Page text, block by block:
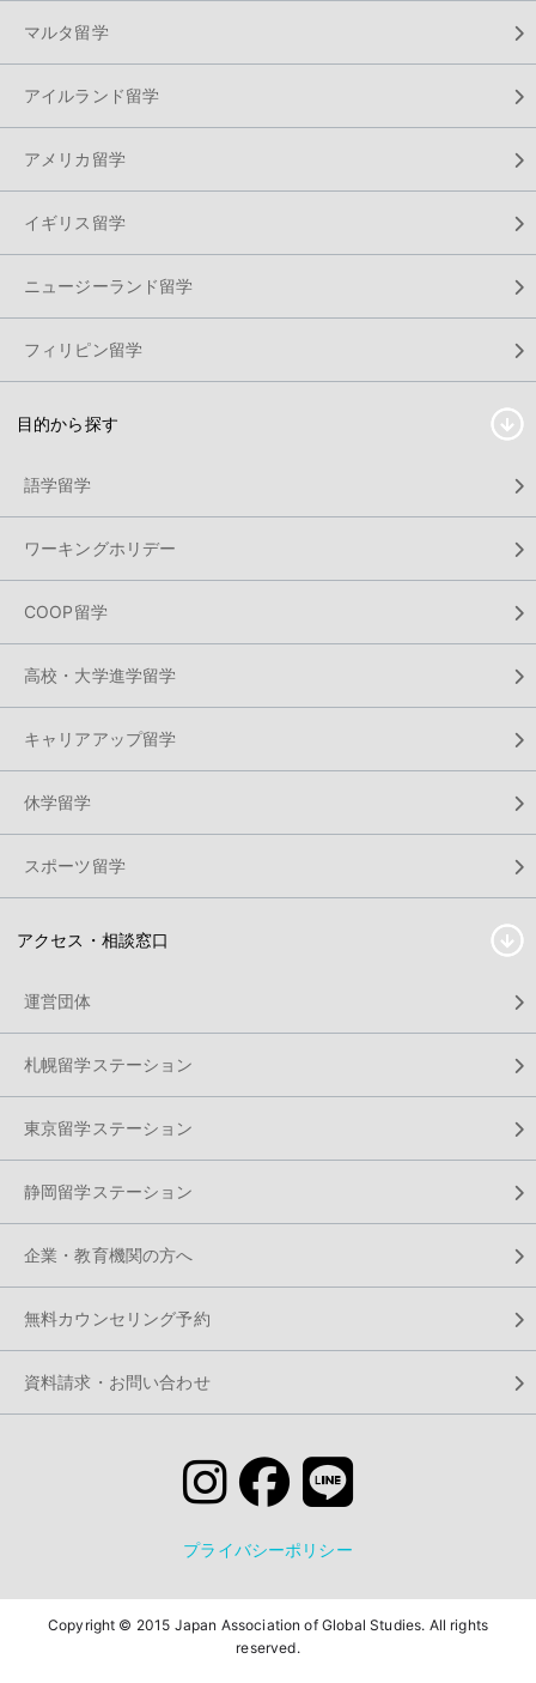
マルタ留学
アイルランド留学
アメリカ留学
イギリス留学
ニュージーランド留学
フィリピン留学
目的から探す
語学留学
ワーキングホリデー
COOP留学
高校・大学進学留学
キャリアアップ留学
休学留学
スポーツ留学
アクセス・相談窓口
運営団体
札幌留学ステーション
東京留学ステーション
静岡留学ステーション
企業・教育機関の方へ
無料カウンセリング予約
資料請求・お問い合わせ
プライバシーポリシー
Copyright © 2015 Japan Association of Global Studies. All rights
reserved.